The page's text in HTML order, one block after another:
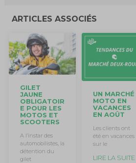
ARTICLES ASSOCIÉS
GILET
JAUNE
OBLIGATOIR
E POUR LES
MOTOS ET
SCOOTERS
A l’instar des
automobilistes, la
détention du
gilet
UN MARCHÉ
MOTO EN
VACANCES
EN AOÛT
Les clients ont
été en vacances
sur le
LIRE LA SUITE